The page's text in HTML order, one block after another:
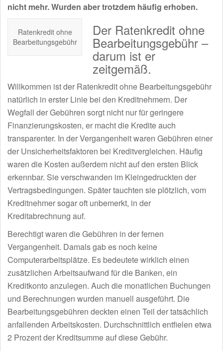
nicht mehr. Wurden aber trotzdem häufig erhoben.
Ratenkredit ohne
Bearbeitungsgebühr
Der Ratenkredit ohne
Bearbeitungsgebühr –
darum ist er
zeitgemäß.
Willkommen ist der Ratenkredit ohne Bearbeitungsgebühr
natürlich in erster Linie bei den Kreditnehmern. Der
Wegfall der Gebühren sorgt nicht nur für geringere
Finanzierungskosten, er macht die Kredite auch
transparenter. In der Vergangenheit waren Gebühren einer
der Unsicherheitsfaktoren bei Kreditvergleichen. Häufig
waren die Kosten außerdem nicht auf den ersten Blick
erkennbar. Sie verschwanden im Kleingedruckten der
Vertragsbedingungen. Später tauchten sie plötzlich, vom
Kreditnehmer sogar oft unbemerkt, in der
Kreditabrechnung auf.
Berechtigt waren die Gebühren in der fernen
Vergangenheit. Damals gab es noch keine
Computerarbeitsplätze. Es bedeutete wirklich einen
zusätzlichen Arbeitsaufwand für die Banken, ein
Kreditkonto anzulegen. Auch die monatlichen Buchungen
und Berechnungen wurden manuell ausgeführt. Die
Bearbeitungsgebühren deckten einen Teil der tatsächlich
anfallenden Arbeitskosten. Durchschnittlich entfielen etwa
2 Prozent der Kreditsumme auf diese Gebühr.